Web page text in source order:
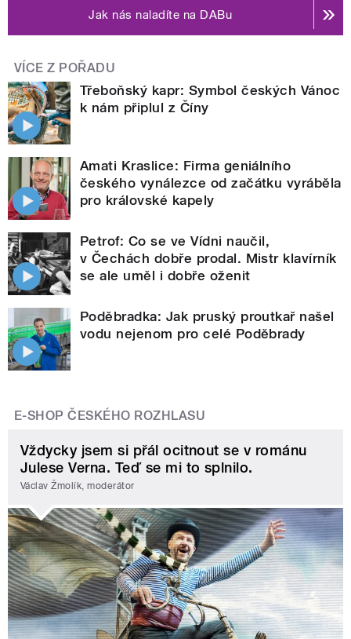
Jak nás naladíte na DABu
VÍCE Z POŘADU
Třeboňský kapr: Symbol českých Vánoc
k nám připlul z Číny
Amati Kraslice: Firma geniálního
českého vynálezce od začátku vyráběla
pro královské kapely
Petrof: Co se ve Vídni naučil,
v Čechách dobře prodal. Mistr klavírník
se ale uměl i dobře oženit
Poděbradka: Jak pruský proutkař našel
vodu nejenom pro celé Poděbrady
E-SHOP ČESKÉHO ROZHLASU
Vždycky jsem si přál ocitnout se v románu
Julese Verna. Teď se mi to splnilo.
Václav Žmolík, moderátor